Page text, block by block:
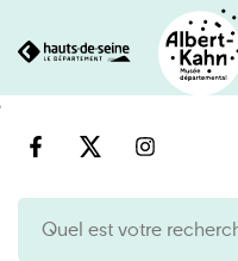
engine
Cookies management panel